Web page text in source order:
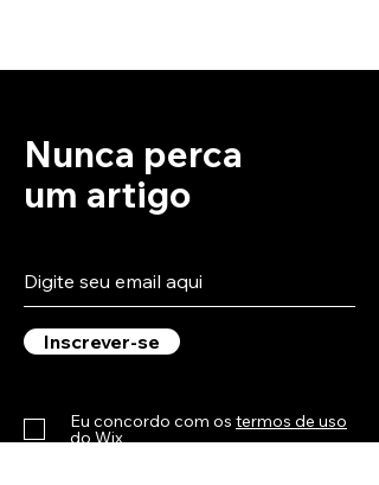
Nunca perca
um artigo
Inscrever-se
Eu concordo com os termos de uso
do Wix